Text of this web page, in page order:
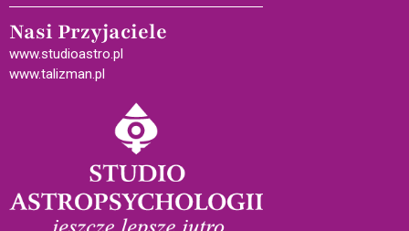
Nasi Przyjaciele
www.studioastro.pl
www.talizman.pl